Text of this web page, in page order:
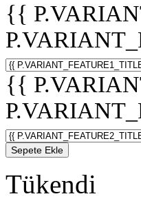
{{
{{
Sepete Ekle
Tükendi